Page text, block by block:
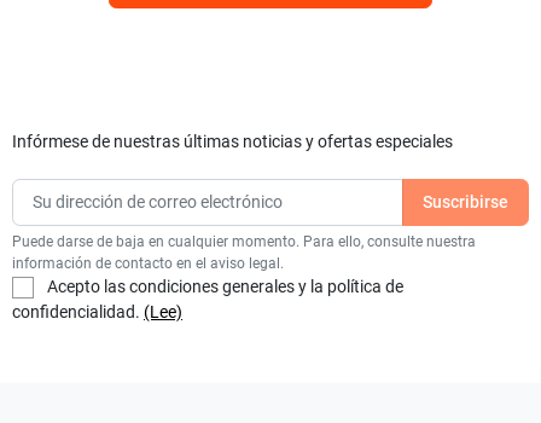
Infórmese de nuestras últimas noticias y ofertas especiales
Puede darse de baja en cualquier momento. Para ello, consulte nuestra
información de contacto en el aviso legal.
Acepto las condiciones generales y la política de
confidencialidad. (Lee)